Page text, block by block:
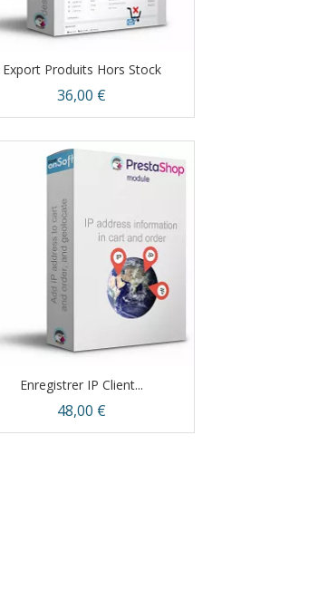
Export Produits Hors Stock
Prix
36,00 €
Aperçu rapide
Enregistrer IP Client...
Prix
48,00 €